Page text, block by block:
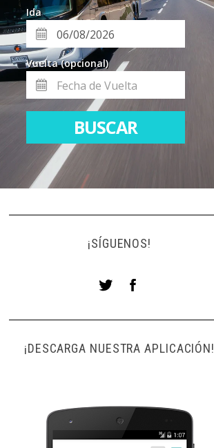
¡SÍGUENOS!
¡DESCARGA NUESTRA APLICACIÓN!